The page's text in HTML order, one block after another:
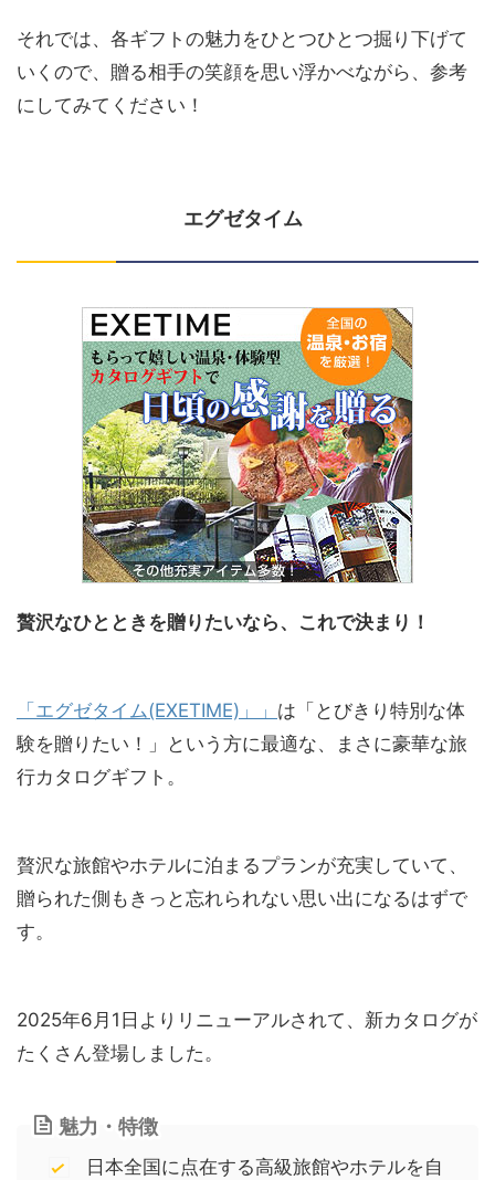
それでは、各ギフトの魅力をひとつひとつ掘り下げて
いくので、贈る相手の笑顔を思い浮かべながら、参考
にしてみてください！
エグゼタイム
贅沢なひとときを贈りたいなら、これで決まり！
「エグゼタイム(EXETIME)」」 は「とびきり特別な体
験を贈りたい！」という方に最適な、まさに豪華な旅
行カタログギフト。
贅沢な旅館やホテルに泊まるプランが充実していて、
贈られた側もきっと忘れられない思い出になるはずで
す。
2025年6月1日よりリニューアルされて、新カタログが
たくさん登場しました。
魅力・特徴
日本全国に点在する高級旅館やホテルを自